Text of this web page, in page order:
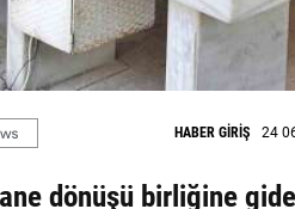
HABER GİRİŞ 24
dönüşü birliğine